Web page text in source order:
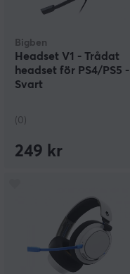
Bigben
Headset V1 - Trådat
headset för PS4/PS5 -
Svart
(0)
249 kr